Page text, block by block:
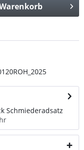
Schmiederadsatz